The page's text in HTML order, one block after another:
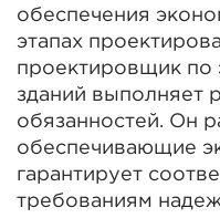
обеспечения
этапах
проектировщик по
зданий выполняет
обязанностей. Он
обеспечивающие
гарантирует
требованиям